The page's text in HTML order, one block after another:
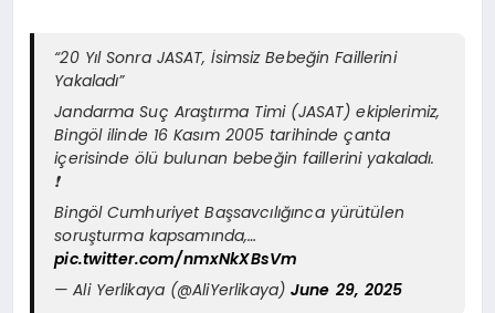
“20 Yıl Sonra JASAT, İsimsiz Bebeğin Faillerini
Yakaladı”
Jandarma Suç Araştırma Timi (JASAT) ekiplerimiz,
Bingöl ilinde 16 Kasım 2005 tarihinde çanta
içerisinde ölü bulunan bebeğin faillerini yakaladı.
❗
Bingöl Cumhuriyet Başsavcılığınca yürütülen
soruşturma kapsamında,…
pic.twitter.com/nmxNkXBsVm
— Ali Yerlikaya (@AliYerlikaya)June 29, 2025